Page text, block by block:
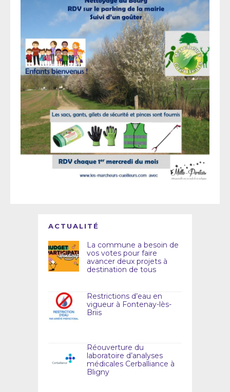
ACTUALITÉ
La commune a besoin de
vos votes pour faire
avancer deux projets à
destination de tous
Restrictions d’eau en
vigueur à Fontenay-lès-
Briis
Réouverture du
laboratoire d’analyses
médicales Cerballiance à
Bligny